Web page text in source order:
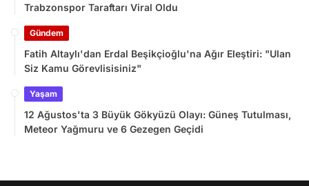
Trabzonspor Taraftarı Viral Oldu
Gündem
Fatih Altaylı'dan Erdal Beşikçioğlu'na Ağır Eleştiri: "Ulan
Siz Kamu Görevlisisiniz"
Yaşam
12 Ağustos'ta 3 Büyük Gökyüzü Olayı: Güneş Tutulması,
Meteor Yağmuru ve 6 Gezegen Geçidi